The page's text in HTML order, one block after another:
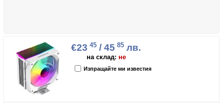
€23 45 / 45 85 лв.
на склад: не
Изпращайте ми известия